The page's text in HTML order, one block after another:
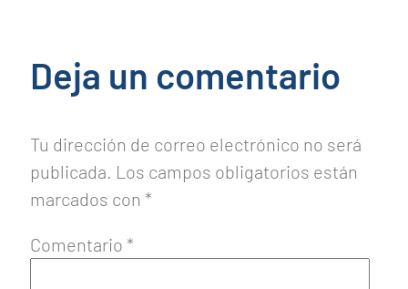
Deja un comentario
Tu dirección de correo electrónico no será
publicada. Los campos obligatorios están
marcados con *
Comentario *